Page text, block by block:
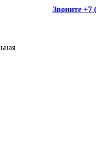
Звоните +7